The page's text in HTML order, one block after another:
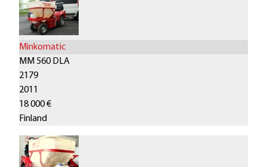
Minkomatic
MM 560 DLA
2179
2011
18 000 €
Finland